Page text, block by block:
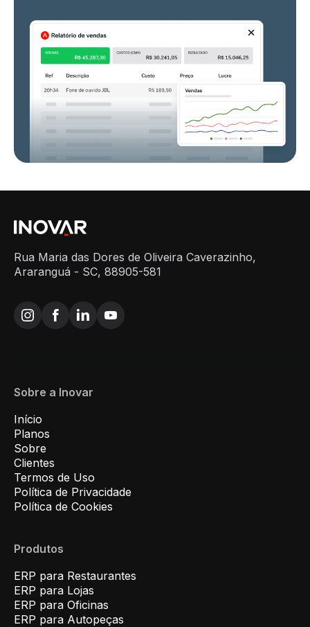
Rua Maria das Dores de Oliveira Caverazinho,
Araranguá - SC, 88905-581
Sobre a Inovar
Início
Planos
Sobre
Clientes
Termos de Uso
Política de Privacidade
Política de Cookies
Produtos
ERP para Restaurantes
ERP para Lojas
ERP para Oficinas
ERP para Autopeças